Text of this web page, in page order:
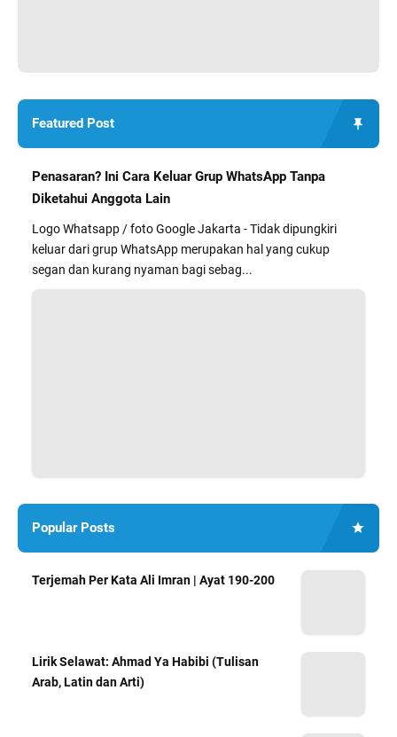
Featured Post
Penasaran? Ini Cara Keluar Grup WhatsApp Tanpa
Diketahui Anggota Lain
Logo Whatsapp / foto Google Jakarta - Tidak dipungkiri
keluar dari grup WhatsApp merupakan hal yang cukup
segan dan kurang nyaman bagi sebag...
Popular Posts
Terjemah Per Kata Ali Imran | Ayat 190-200
Lirik Selawat: Ahmad Ya Habibi (Tulisan
Arab, Latin dan Arti)